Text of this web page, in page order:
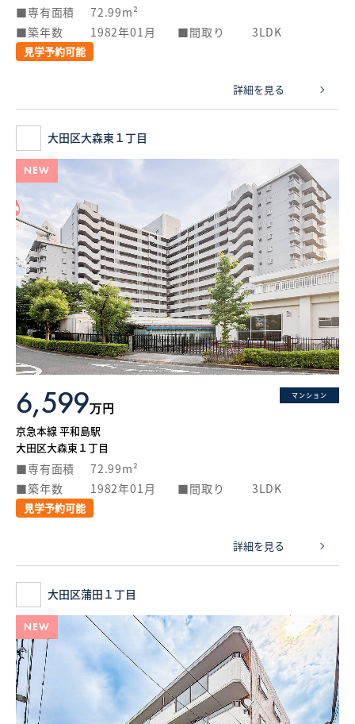
専有面積
72.99m²
築年数
1982年01月 間取り 3LDK
見学予約可能
詳細を見る
大田区大森東１丁目
NEW
マンション
6,599万円
京急本線 平和島駅
大田区大森東１丁目
専有面積
72.99m²
築年数
1982年01月 間取り 3LDK
見学予約可能
詳細を見る
大田区蒲田１丁目
NEW